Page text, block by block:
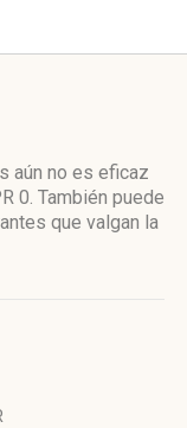
aún no es eficaz
0. También puede
que valgan la